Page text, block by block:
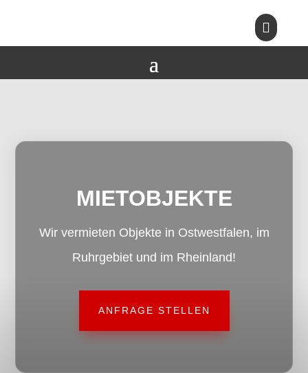

MIETOBJEKTE
Wir vermieten Objekte in Ostwestfalen, im
Ruhrgebiet und im Rheinland!
ANFRAGE STELLEN